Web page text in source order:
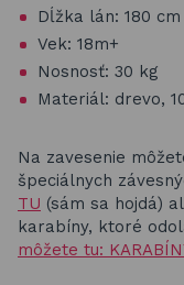
Dĺžka lán: 180 cm
Vek: 18m+
Nosnosť: 30 kg
Materiál: drevo,
Na zavesenie
špeciálnych
TU (sám sa hojdá)
karabíny, ktoré
môžete tu: